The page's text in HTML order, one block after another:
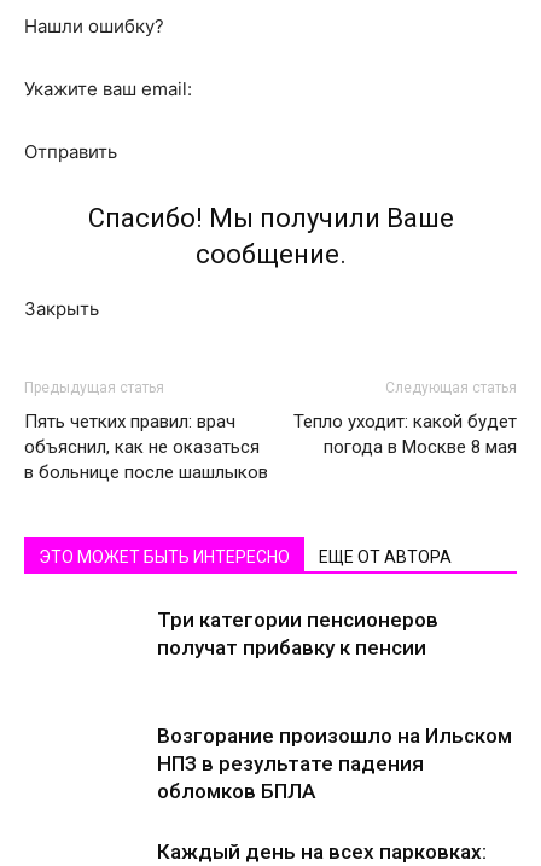
Нашли ошибку?
Укажите ваш email:
Отправить
Спасибо! Мы получили Ваше
сообщение.
Закрыть
Предыдущая статья
Пять четких правил: врач
объяснил, как не оказаться
в больнице после шашлыков
Следующая статья
Тепло уходит: какой будет
погода в Москве 8 мая
ЭТО МОЖЕТ БЫТЬ ИНТЕРЕСНО ЕЩЕ ОТ АВТОРА
Три категории пенсионеров
получат прибавку к пенсии
Возгорание произошло на Ильском
НПЗ в результате падения
обломков БПЛА
Каждый день на всех парковках: